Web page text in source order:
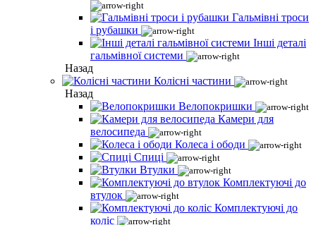
Гальмівні троси
і рубашки
Інші деталі
гальмівної системи
Назад
Колісні частини
Назад
Велопокришки
Камери для
велосипеда
Колеса і ободи
Спиці
Втулки
Комплектуючі до
втулок
Комплектуючі до
коліс